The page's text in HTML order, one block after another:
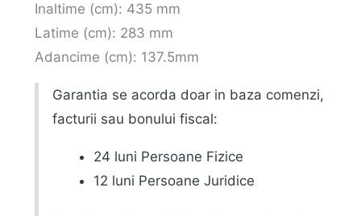
Inaltime (cm): 435 mm
Latime (cm): 283 mm
Adancime (cm): 137.5mm
Garantia se acorda doar in baza comenzi,
facturii sau bonului fiscal:
24 luni Persoane Fizice
12 luni Persoane Juridice